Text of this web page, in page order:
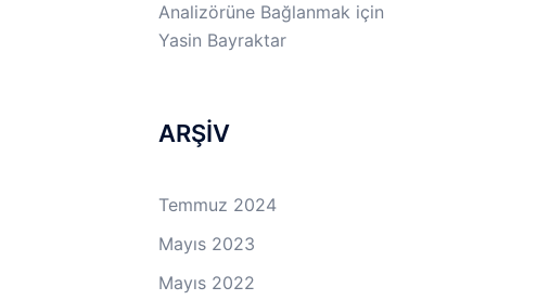
Analizörüne Bağlanmak için
Yasin Bayraktar
ARŞİV
Temmuz 2024
Mayıs 2023
Mayıs 2022